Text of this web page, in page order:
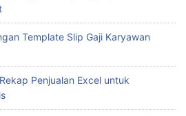
Template Slip Gaji Karyawan
Penjualan Excel untuk